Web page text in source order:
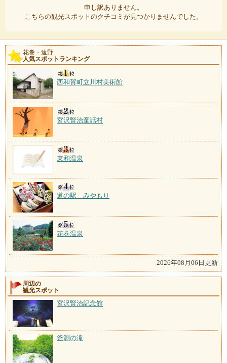
申し訳ありません。
こちらの観光スポットのクチコミが見つかりませんでした。
花巻・遠野
人気スポットランキング
西和賀町立川村美術館
宮沢賢治童話村
東和温泉
道の駅 みやもり
花巻温泉
2026年08月06日更新
周辺の
観光スポット
宮沢賢治記念館
釜淵の滝